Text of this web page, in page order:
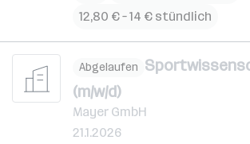
12,80 € – 14 € stündlich
Abgelaufen
(m/w/d)
Mayer GmbH
21.1.2026